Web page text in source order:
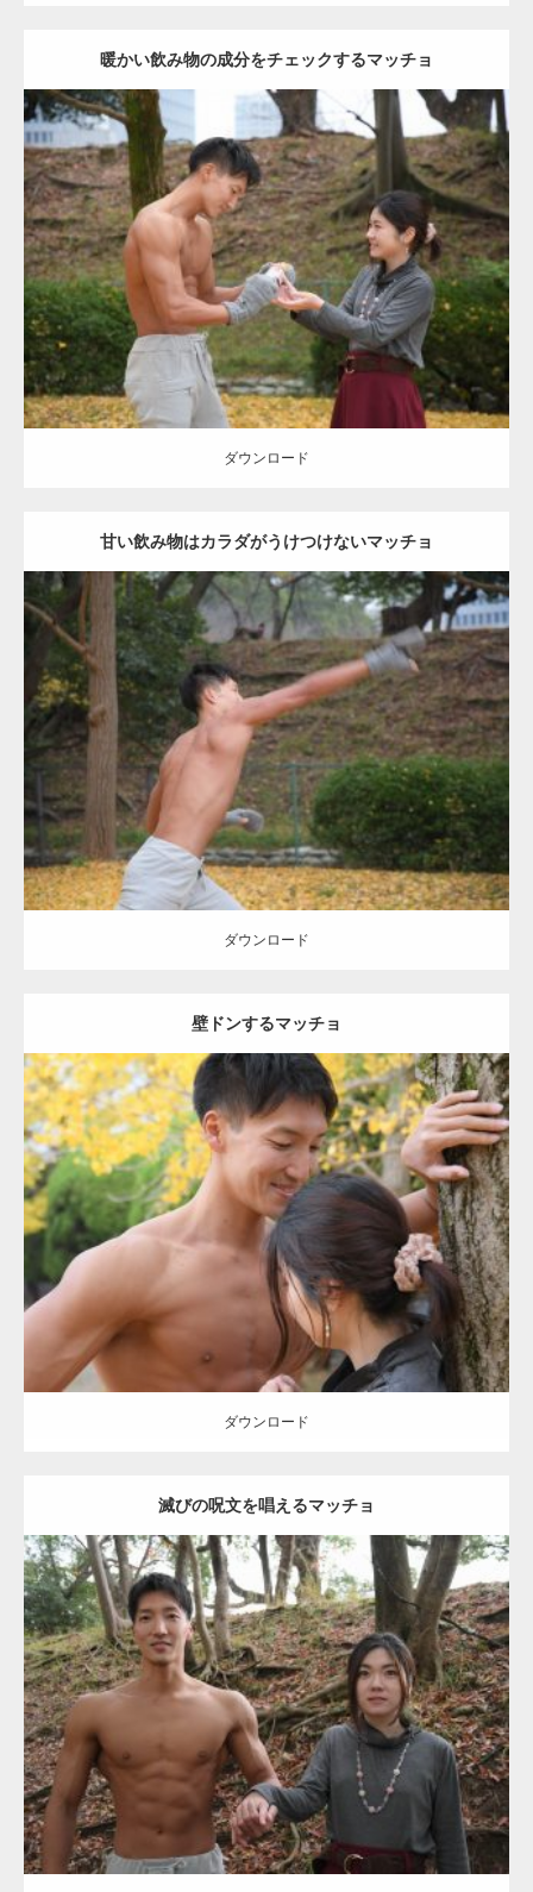
暖かい飲み物の成分をチェックするマッチョ
Update:2021.07.8
Category:公園のマッチョ その他 AKIHITO(細マッチョ) 上腕三頭筋
肩
ダウンロード
ダウンロード
甘い飲み物はカラダがうけつけないマッチョ
Update:2021.07.8
Category: 公園のマッチョ その他 AKIHITO(細マッチョ) 背中
ダウンロード
ダウンロード
壁ドンするマッチョ
Update: 2021.07.8
Category:公園のマッチョ その他 AKIHITO(細マッチョ) 大胸筋 肩 腹
筋
ダウンロード
滅びの呪文を唱えるマッチョ
Update:2021.07.8
Category:公園のマッチョ その他 AKIHITO(細マッチョ) 大胸筋 腹筋
ダウンロード
【YouTube】マッチョフリー素材メンバーが
ギネス世界記録…
【TV】TBS番組「ひるおび」にてマッスルプ
ラスが紹介されま…
TOKYO FMラジオ番組「ONE MORNING」
で紹介さ…
NHK「所さん！事件ですよ」に取材されまし
た（6/8放送）